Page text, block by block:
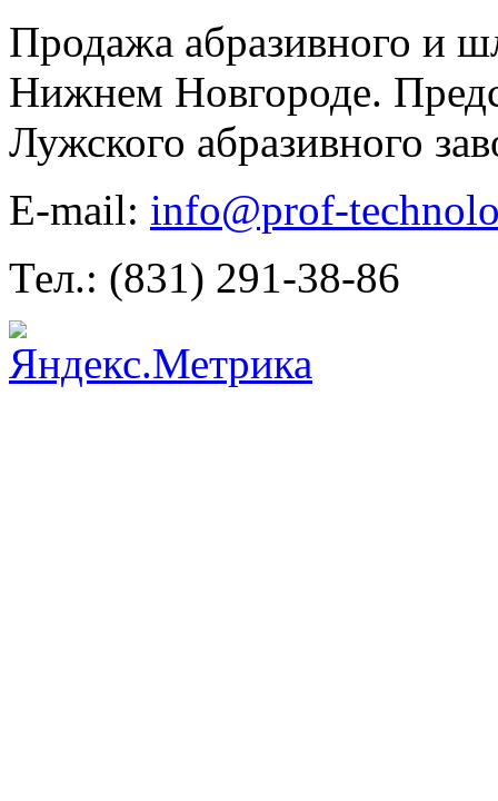
Продажа абразивного и
Нижнем Новгороде.
Лужского абразивного
E-mail: info@prof-
Тел.: (831) 291-38-86